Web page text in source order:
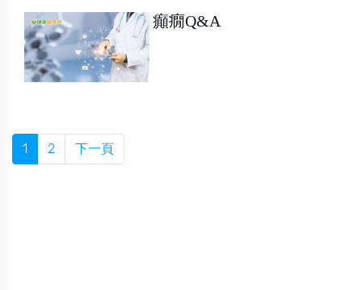
癲癇Q&A
1 2 下一頁